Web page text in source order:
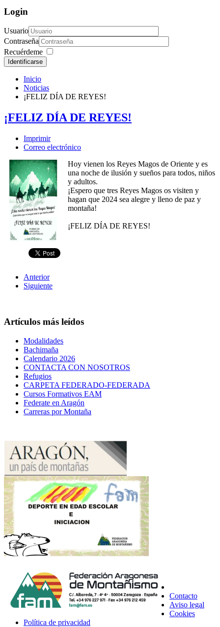
Login
Usuario
Contraseña
Recuérdeme
Identificarse
Inicio
Noticias
¡FELIZ DÍA DE REYES!
¡FELIZ DÍA DE REYES!
Imprimir
Correo electrónico
Hoy vienen los Reyes Magos de Oriente y es
una noche de ilusión y sueños para todos, niños
y adultos.
¡Espero que tres Reyes Magos os visiten y
hagan que 2024 sea alegre y lleno de paz y
montaña!
¡FELIZ DÍA DE REYES!
Anterior
Siguiente
Artículos más leídos
Modalidades
Bachimaña
Calendario 2026
CONTACTA CON NOSOTROS
Refugios
CARPETA FEDERADO-FEDERADA
Cursos Formativos EAM
Federate en Aragón
Carreras por Montaña
Contacto
Aviso legal
Cookies
Política de privacidad